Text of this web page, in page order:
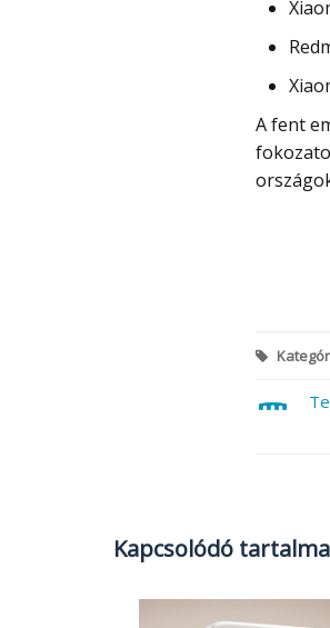
A fent említett eszközök már megkapták ezt a frissítést, de a frissítést a gyártó
Kapcsolódó